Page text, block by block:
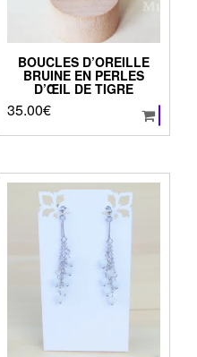
BOUCLES D’OREILLE
BRUINE EN PERLES
D’ŒIL DE TIGRE
35.00€